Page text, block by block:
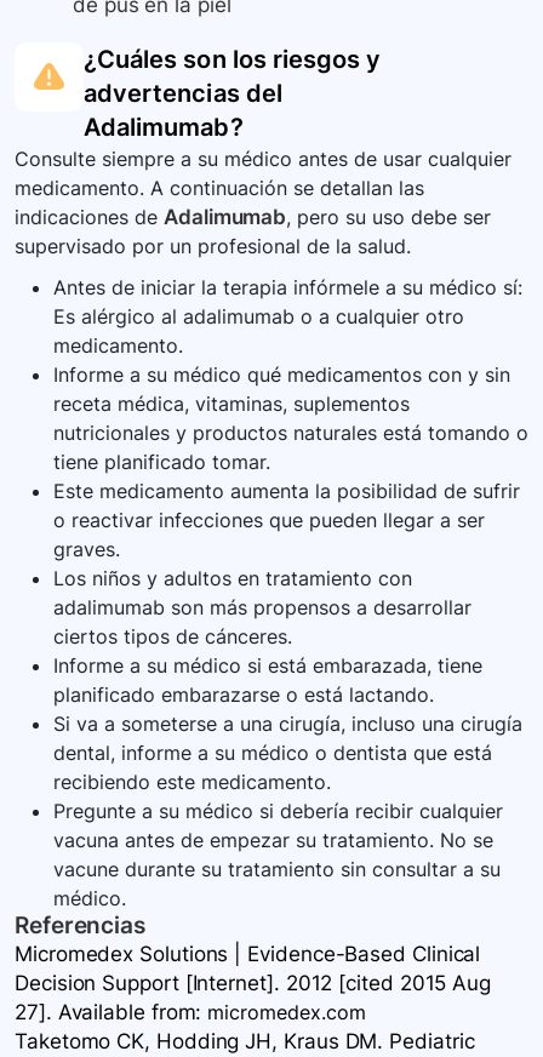
de pus en la piel
¿Cuáles son los riesgos y
advertencias del
Adalimumab?
Consulte siempre a su médico antes de usar cualquier
medicamento. A continuación se detallan las
indicaciones de Adalimumab, pero su uso debe ser
supervisado por un profesional de la salud.
Antes de iniciar la terapia infórmele a su médico sí:
Es alérgico al adalimumab o a cualquier otro
medicamento.
Informe a su médico qué medicamentos con y sin
receta médica, vitaminas, suplementos
nutricionales y productos naturales está tomando o
tiene planificado tomar.
Este medicamento aumenta la posibilidad de sufrir
o reactivar infecciones que pueden llegar a ser
graves.
Los niños y adultos en tratamiento con
adalimumab son más propensos a desarrollar
ciertos tipos de cánceres.
Informe a su médico si está embarazada, tiene
planificado embarazarse o está lactando.
Si va a someterse a una cirugía, incluso una cirugía
dental, informe a su médico o dentista que está
recibiendo este medicamento.
Pregunte a su médico si debería recibir cualquier
vacuna antes de empezar su tratamiento. No se
vacune durante su tratamiento sin consultar a su
médico.
Referencias
Micromedex Solutions | Evidence-Based Clinical
Decision Support [Internet]. 2012 [cited 2015 Aug
27]. Available from: micromedex.com
Taketomo CK, Hodding JH, Kraus DM. Pediatric